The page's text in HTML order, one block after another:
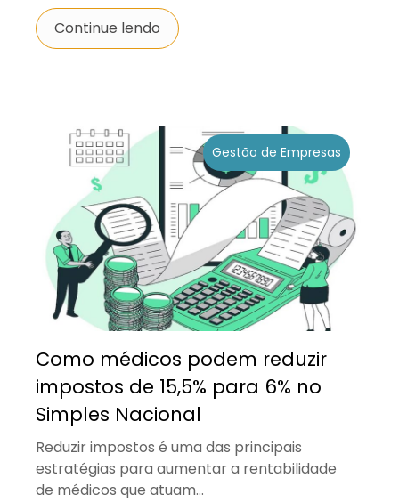
Continue lendo
Gestão de Empresas
Como médicos podem reduzir
impostos de 15,5% para 6% no
Simples Nacional
Reduzir impostos é uma das principais
estratégias para aumentar a rentabilidade
de médicos que atuam...